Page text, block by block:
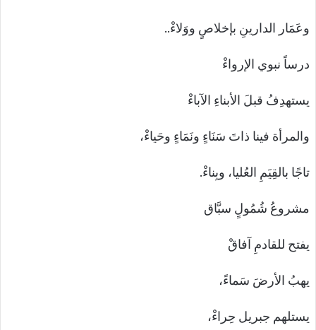
وعَمَار الدارينِ بإخلاصٍ ووَلاءْ..
درساً نبوي الإرواءْ
يستهدِفُ قبلَ الأبناءِ الآباءْ
والمرأة فينا ذاتَ سَنَاءٍ ونَمَاءٍ وحَياءْ،
تاجًا بالقِيَمِ العُليا، وبِناءْ.
مشروعُ شُمُولٍ سبَّاق
يفتح للقادمِ آفاقْ
يهبُ الأرضَ سَماءً،
يستلهم جبريل حِراءْ،